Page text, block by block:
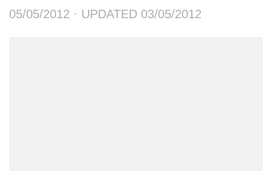
05/05/2012 · UPDATED 03/05/2012